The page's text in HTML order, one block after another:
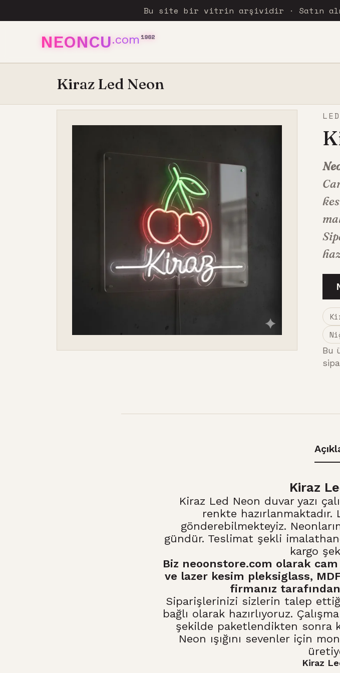
Bu site bir vitrin arşividir · Satın
NEONCU.com 1962
Kiraz Led Neon
Bu
Kiraz
Kiraz Led Neon duvar yazı
renkte hazırlanmaktadır.
gönderebilmekteyiz.
gündür. Teslimat şekli
kargo
Biz neoonstore.com olarak
ve lazer kesim pleksiglass,
firmanız
Siparişlerinizi sizlerin talep
bağlı olarak hazırlıyoruz.
şekilde paketlendikten sonra
Neon ışığını sevenler için
Kiraz